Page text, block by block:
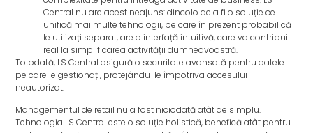
Central nu are acest neajuns: dincolo de a fi o soluție ce
unifică mai multe tehnologii, pe care în prezent probabil că
le utilizați separat, are o interfață intuitivă, care va contribui
real la simplificarea activității dumneavoastră.
Totodată, LS Central asigură o securitate avansată pentru datele
pe care le gestionați, protejându-le împotriva accesului
neautorizat.
Managementul de retail nu a fost niciodată atât de simplu.
Tehnologia LS Central este o soluție holistică, benefică atât pentru